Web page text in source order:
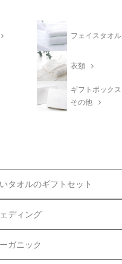
フェイスタオル
衣類
ギフトボックス
その他
タオルのギフトセット
ディング
ガニック